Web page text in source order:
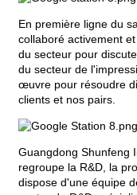
En première ligne du
collaboré activement
du secteur pour
du secteur de
œuvre pour résoudre
clients et nos pairs.
Guangdong Shunfeng
regroupe la R&D, la
dispose d'une équipe